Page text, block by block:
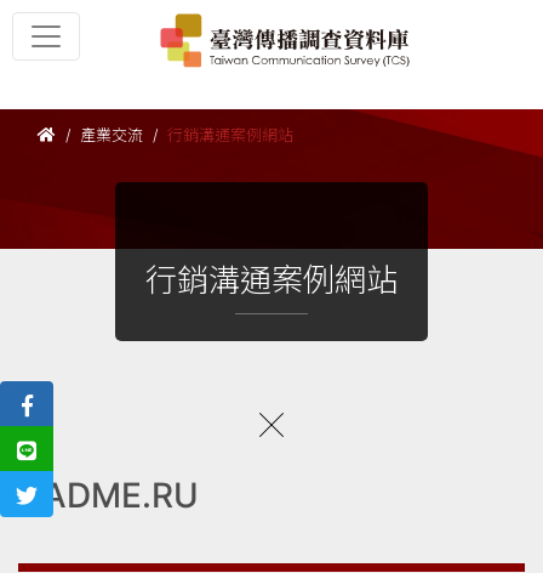
產業交流 行銷溝通案例網站
行銷溝通案例網站
ADME.RU